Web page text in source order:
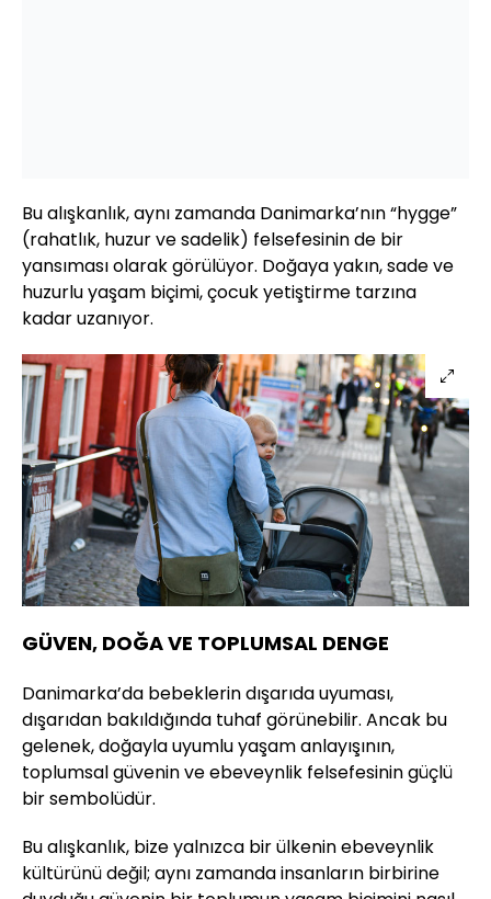
Bu alışkanlık, aynı zamanda Danimarka’nın “hygge”
(rahatlık, huzur ve sadelik) felsefesinin de bir
yansıması olarak görülüyor. Doğaya yakın, sade ve
huzurlu yaşam biçimi, çocuk yetiştirme tarzına
kadar uzanıyor.
GÜVEN, DOĞA VE TOPLUMSAL DENGE
Danimarka’da bebeklerin dışarıda uyuması,
dışarıdan bakıldığında tuhaf görünebilir. Ancak bu
gelenek, doğayla uyumlu yaşam anlayışının,
toplumsal güvenin ve ebeveynlik felsefesinin güçlü
bir sembolüdür.
Bu alışkanlık, bize yalnızca bir ülkenin ebeveynlik
kültürünü değil; aynı zamanda insanların birbirine